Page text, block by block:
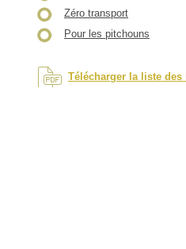
Zéro transport
Pour les pitchouns
Télécharger la liste des